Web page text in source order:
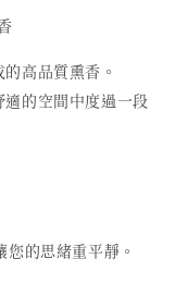
高品質熏香。
的空間中度過一段
的思緒重平靜。